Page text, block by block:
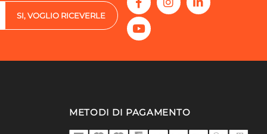
SI, VOGLIO RICEVERLE
METODI DI PAGAMENTO